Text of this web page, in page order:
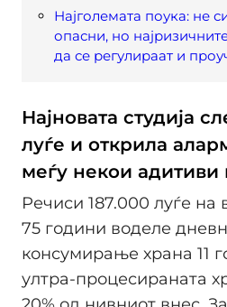
Најголемата поука: не
опасни, но
да се регулираат и
Најновата студија
луѓе и открила
меѓу некои адитиви
Речиси 187.000 луѓе на
75 години воделе
консумирање храна 11
ултра-процесираната